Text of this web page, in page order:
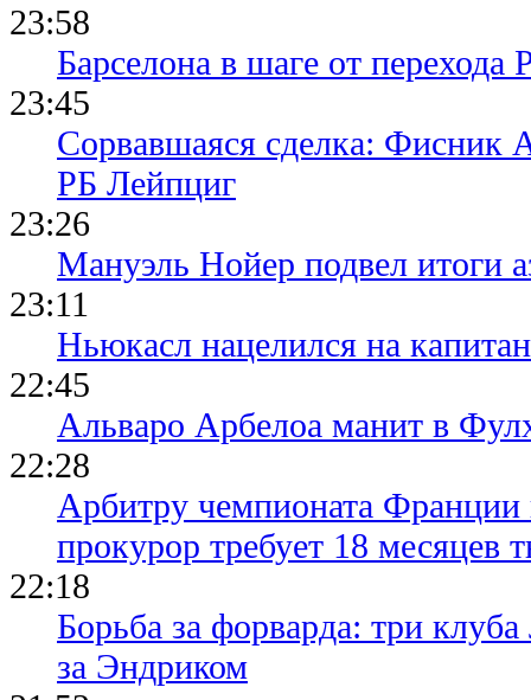
23:58
Барселона в шаге от перехода
23:45
Сорвавшаяся сделка: Фисник
РБ Лейпциг
23:26
Мануэль Нойер подвел итоги
23:11
Ньюкасл нацелился на
22:45
Альваро Арбелоа манит в
22:28
Арбитру чемпионата Франции
прокурор требует 18 месяцев
22:18
Борьба за форварда: три
за Эндриком